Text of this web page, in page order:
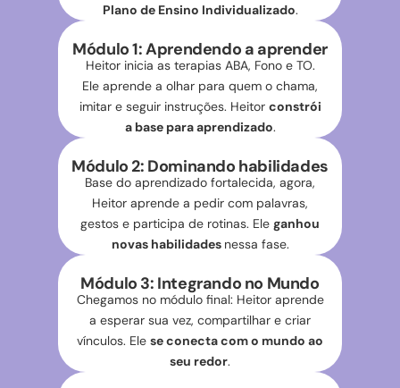
Plano de Ensino Individualizado.
Módulo 1: Aprendendo a aprender
Heitor inicia as terapias ABA, Fono e TO.
Ele aprende a olhar para quem o chama,
imitar e seguir instruções. Heitor constrói
a base para aprendizado.
Módulo 2: Dominando habilidades
Base do aprendizado fortalecida, agora,
Heitor aprende a pedir com palavras,
gestos e participa de rotinas. Ele ganhou
novas habilidades nessa fase.
Módulo 3: Integrando no Mundo
Chegamos no módulo final: Heitor aprende
a esperar sua vez, compartilhar e criar
vínculos. Ele se conecta com o mundo ao
seu redor.